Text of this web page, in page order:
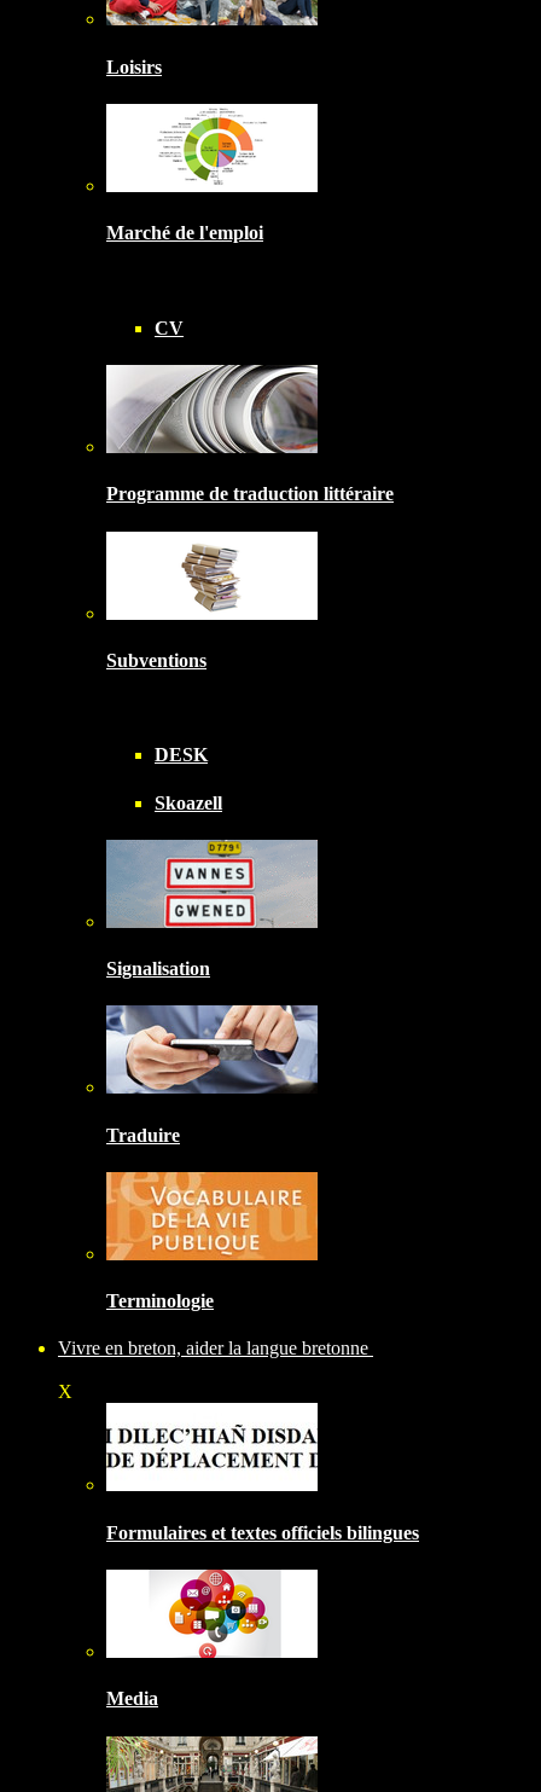
Loisirs
Marché de l'emploi
CV
Programme de traduction littéraire
Subventions
DESK
Skoazell
Signalisation
Traduire
Terminologie
Vivre en breton, aider la langue bretonne
X
Formulaires et textes officiels bilingues
Media